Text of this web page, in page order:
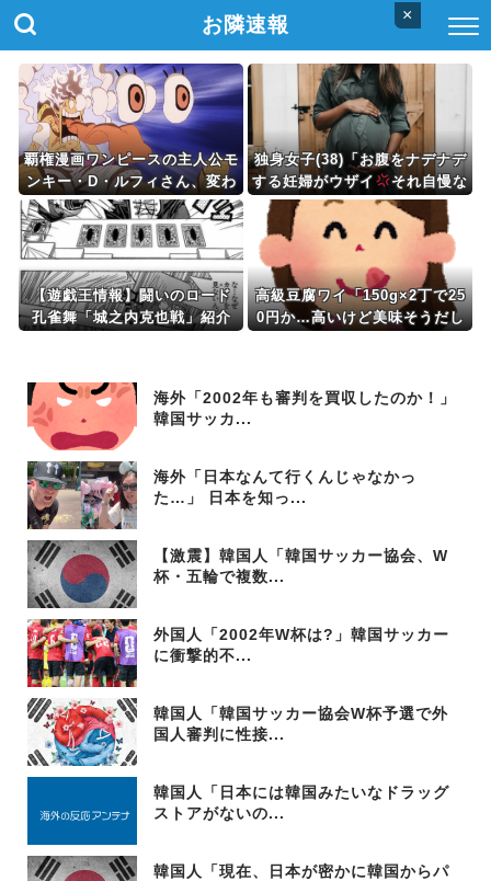
×
お隣速報
覇権漫画ワンピースの主人公モ
ンキー・D・ルフィさん、変わ
り果てた姿で発見される・・・
独身女子(38)「お腹をナデナデ
する妊婦がウザイ
それ自慢な
の？
」
【遊戯王情報】闘いのロード
孔雀舞「城之内克也戦」紹介
高級豆腐ワイ「150g×2丁で25
0円か…高いけど美味そうだし
海外「2002年も審判を買収したのか！」
韓国サッカ...
海外「日本なんて行くんじゃなかっ
た…」 日本を知っ...
【激震】韓国人「韓国サッカー協会、W
杯・五輪で複数...
外国人「2002年W杯は?」韓国サッカー
に衝撃的不...
韓国人「韓国サッカー協会W杯予選で外
国人審判に性接...
韓国人「日本には韓国みたいなドラッグ
ストアがないの...
韓国人「現在、日本が密かに韓国からパ